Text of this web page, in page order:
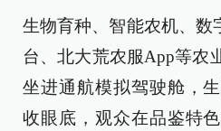
生物育种、智能农机、数
台、北大荒农服App等农
坐进通航模拟驾驶舱，
收眼底，观众在品鉴特